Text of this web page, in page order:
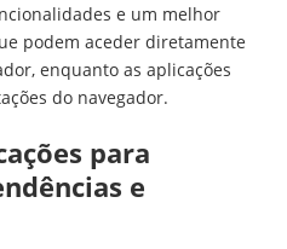
e um melhor
podem aceder diretamente
enquanto as aplicações
do navegador.
para
e